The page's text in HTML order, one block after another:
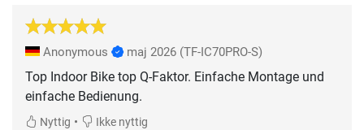
Anonymous maj 2026 (TF-IC70PRO-S)
Top Indoor Bike top Q-Faktor. Einfache Montage und
einfache Bedienung.
Nyttig • Ikke nyttig